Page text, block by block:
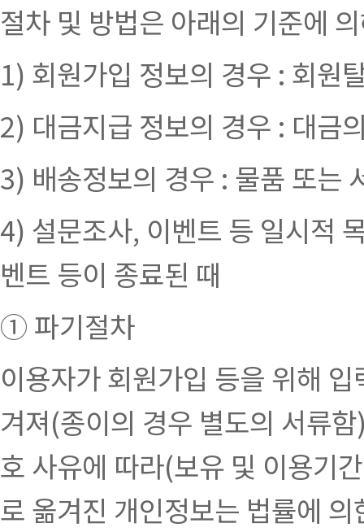
절차 및 방법은 아래의 기준에
1) 회원가입 정보의 경우 : 회원
2) 대금지급 정보의 경우 : 대금
3) 배송정보의 경우 : 물품 또는
4) 설문조사, 이벤트 등 일시적
벤트 등이 종료된 때
① 파기절차
이용자가 회원가입 등을 위해
겨져(종이의 경우 별도의 서류
호 사유에 따라(보유 및 이용기
로 옮겨진 개인정보는 법률에